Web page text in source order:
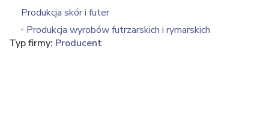
Produkcja skór i futer
Produkcja wyrobów futrzarskich i rymarskich
Typ firmy: Producent